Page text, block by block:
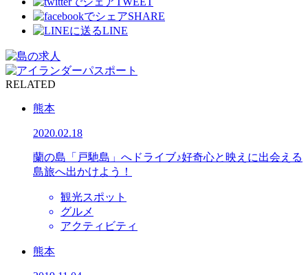
SHARE
LINE
RELATED
熊本
2020.02.18
蘭の島「戸馳島」へドライブ♪好奇心と映えに出会える
島旅へ出かけよう！
観光スポット
グルメ
アクティビティ
熊本